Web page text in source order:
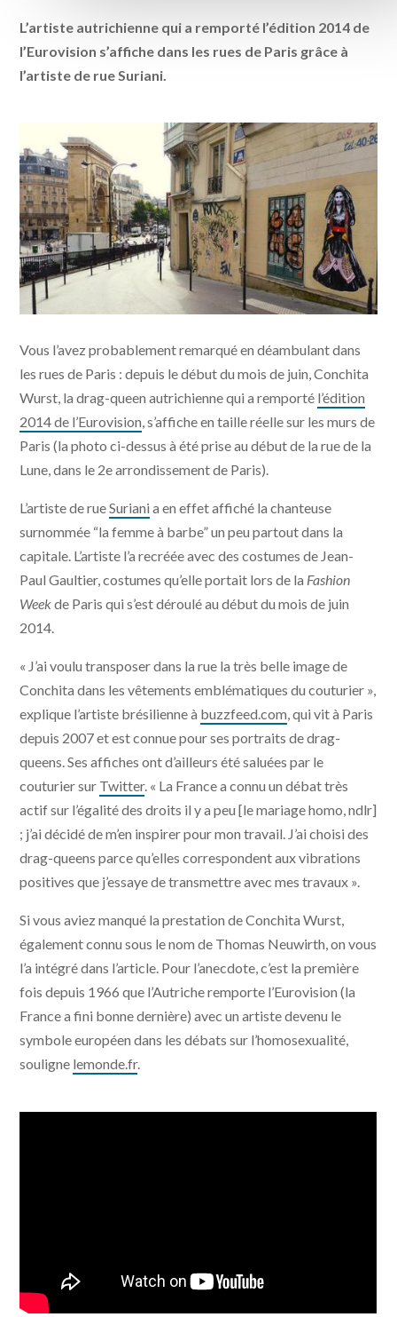
L’artiste autrichienne qui a remporté l’édition 2014 de
l’Eurovision s’affiche dans les rues de Paris grâce à
l’artiste de rue Suriani.
Vous l’avez probablement remarqué en déambulant dans
les rues de Paris : depuis le début du mois de juin, Conchita
Wurst, la drag-queen autrichienne qui a remporté l’édition
2014 de l’Eurovision, s’affiche en taille réelle sur les murs de
Paris (la photo ci-dessus à été prise au début de la rue de la
Lune, dans le 2e arrondissement de Paris).
L’artiste de rueSuriani a en effet affiché la chanteuse
surnommée “la femme à barbe” un peu partout dans la
capitale. L’artiste l’a recréée avec des costumes de Jean-
Paul Gaultier, costumes qu’elle portait lors de la Fashion
Weekde Paris qui s’est déroulé au début du mois de juin
2014.
« J’ai voulu transposer dans la rue la très belle image de
Conchita dans les vêtements emblématiques du couturier »,
explique l’artiste brésilienne à buzzfeed.com, qui vit à Paris
depuis 2007 et est connue pour ses portraits de drag-
queens. Ses affiches ont d’ailleurs été saluées par le
couturier sur Twitter. « La France a connu un débat très
actif sur l’égalité des droits il y a peu [le mariage homo, ndlr]
; j’ai décidé de m’en inspirer pour mon travail. J’ai choisi des
drag-queens parce qu’elles correspondent aux vibrations
positives que j’essaye de transmettre avec mes travaux ».
Si vous aviez manqué la prestation de Conchita Wurst,
également connu sous le nom de Thomas Neuwirth, on vous
l’a intégré dans l’article. Pour l’anecdote, c’est la première
fois depuis 1966 que l’Autriche remporte l’Eurovision (la
France a fini bonne dernière) avec un artiste devenu le
symbole européen dans les débats sur l’homosexualité,
souligne lemonde.fr.